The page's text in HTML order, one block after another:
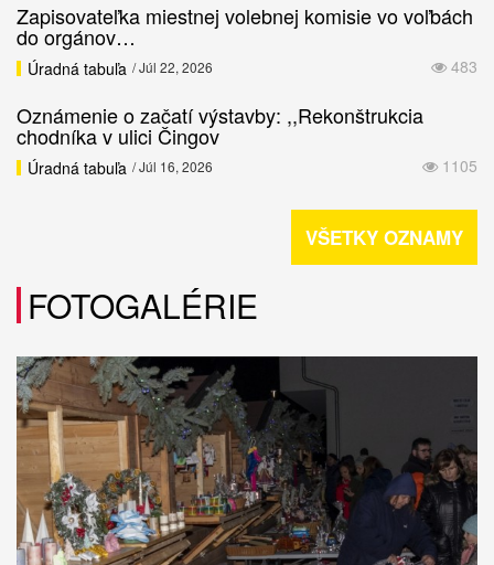
Zapisovateľka miestnej volebnej komisie vo voľbách
do orgánov…
483
Úradná tabuľa / Júl 22, 2026
Oznámenie o začatí výstavby: ,,Rekonštrukcia
chodníka v ulici Čingov
1105
Úradná tabuľa / Júl 16, 2026
VŠETKY OZNAMY
FOTOGALÉRIE